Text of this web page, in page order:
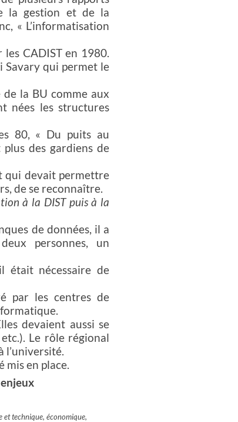
la gestion et de la
« L’informatisation
CADIST en 1980.
Savary qui permet le
la BU comme aux
nées les structures
80, « Du puits au
des gardiens de
qui devait permettre
de se reconnaître.
à la DIST puis à la
de données, il a
personnes, un
était nécessaire de
par les centres de
devaient aussi se
Le rôle régional
l’université.
en place.
et technique, économique,